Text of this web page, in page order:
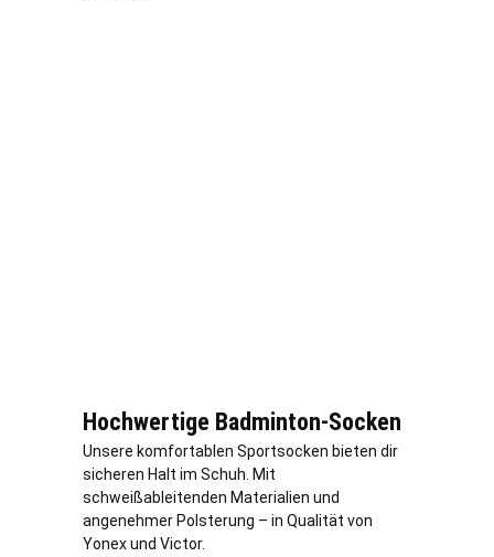
Hochwertige Badminton-Socken
Unsere komfortablen Sportsocken bieten dir
sicheren Halt im Schuh. Mit
schweißableitenden Materialien und
angenehmer Polsterung – in Qualität von
Yonex und Victor.